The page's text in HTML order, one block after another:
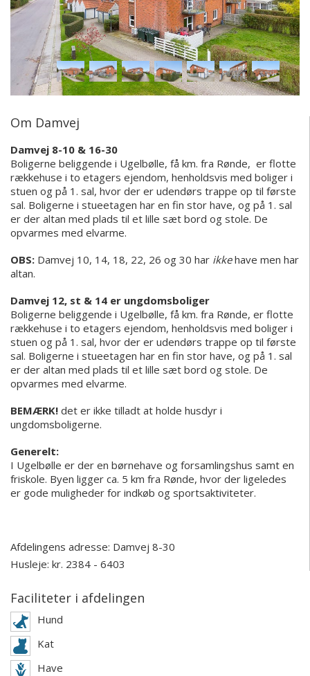
Om Damvej
Damvej 8-10 & 16-30
Boligerne beliggende i Ugelbølle, få km. fra Rønde, er flotte
rækkehuse i to etagers ejendom, henholdsvis med boliger i
stuen og på 1. sal, hvor der er udendørs trappe op til første
sal. Boligerne i stueetagen har en fin stor have, og på 1. sal
er der altan med plads til et lille sæt bord og stole. De
opvarmes med elvarme.
OBS: Damvej 10, 14, 18, 22, 26 og 30 har ikkehave men har
altan.
Damvej 12, st & 14 er ungdomsboliger
Boligerne beliggende i Ugelbølle, få km. fra Rønde, er flotte
rækkehuse i to etagers ejendom, henholdsvis med boliger i
stuen og på 1. sal, hvor der er udendørs trappe op til første
sal. Boligerne i stueetagen har en fin stor have, og på 1. sal
er der altan med plads til et lille sæt bord og stole. De
opvarmes med elvarme.
BEMÆRK! det er ikke tilladt at holde husdyr i
ungdomsboligerne.
Generelt:
I Ugelbølle er der en børnehave og forsamlingshus samt en
friskole. Byen ligger ca. 5 km fra Rønde, hvor der ligeledes
er gode muligheder for indkøb og sportsaktiviteter.
Afdelingens adresse: Damvej 8-30
Husleje: kr. 2384 - 6403
Faciliteter i afdelingen
Hund
Kat
Have